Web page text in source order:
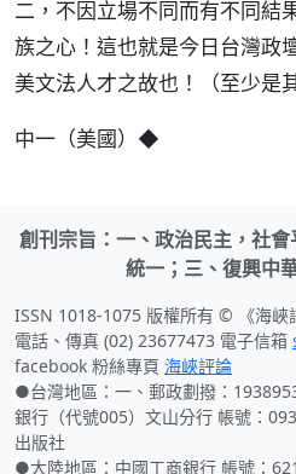
二，不因立場不同而有不同結
族之心！這也就是今日台灣政
美文法人才之故也！（至少是
中一（美國）◆
創刊宗旨：一、政治民主，社
統一；三、復興中
ISSN 1018-1075 版權所有 © 《海峽
電話、傳真 (02) 23677473 電子信箱
facebook 粉絲專頁 海峽評論
●台灣地區：一、郵政劃撥：
銀行（代號005）文山分行 帳號：
出版社
●大陸地區：中國工商銀行 帳號：